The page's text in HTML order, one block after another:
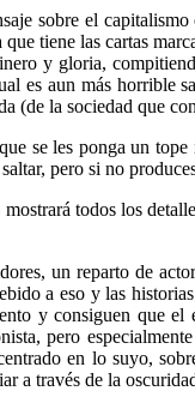
sobre el
que tiene las cartas
y gloria,
es aun más horrible
(de la sociedad que
se les ponga un
pero si no
todos los
un reparto de
a eso y las
y consiguen que
pero
en lo suyo,
a través de la